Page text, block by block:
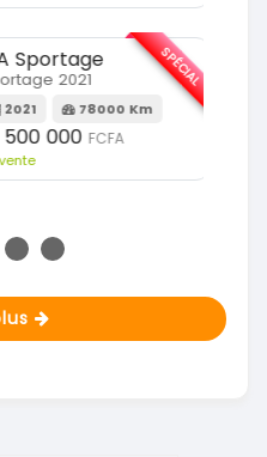
Sportage
2021
78000 Km
500 000FCFA
SPÉCIAL